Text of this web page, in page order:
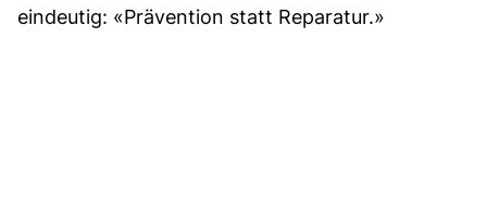
eindeutig: «Prävention statt Reparatur.»